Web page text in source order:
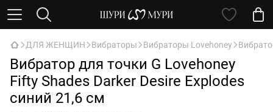
ДЛЯ ЖЕНЩИН Вибраторы Вибраторы Lovehoney
Вибратор для точки G Lovehoney
Fifty Shades Darker Desire Explodes
синий 21,6 см